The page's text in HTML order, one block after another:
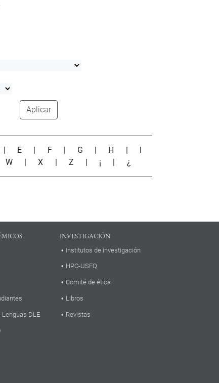
Aplicar
E F G H
W |X Z ¡ ¿
DLE
INVESTIGACIÓN
Institutos de investigación
HPC-USFQ
Comité de ética
Libros
Revistas